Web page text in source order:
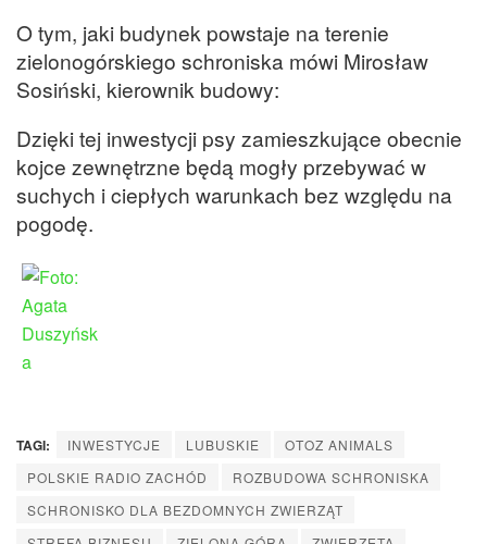
O tym, jaki budynek powstaje na terenie
zielonogórskiego schroniska mówi Mirosław
Sosiński, kierownik budowy:
Dzięki tej inwestycji psy zamieszkujące obecnie
kojce zewnętrzne będą mogły przebywać w
suchych i ciepłych warunkach bez względu na
pogodę.
TAGI: INWESTYCJE LUBUSKIE
OTOZ ANIMALS
POLSKIE RADIO ZACHÓD
ROZBUDOWA SCHRONISKA
SCHRONISKO DLA BEZDOMNYCH ZWIERZĄT